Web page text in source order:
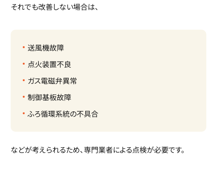
それでも改善しない場合は、
送風機故障
点火装置不良
ガス電磁弁異常
制御基板故障
ふろ循環系統の不具合
などが考えられるため、専門業者による点検が必要です。